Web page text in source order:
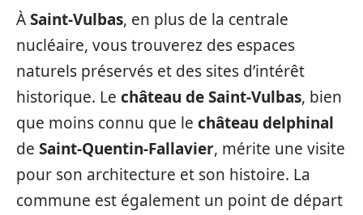
ÀSaint-Vulbas, en plus de la centrale
nucléaire, vous trouverez des espaces
naturels préservés et des sites d’intérêt
historique. Le château de Saint-Vulbas, bien
que moins connu que le château delphinal
de Saint-Quentin-Fallavier, mérite une visite
pour son architecture et son histoire. La
commune est également un point de départ